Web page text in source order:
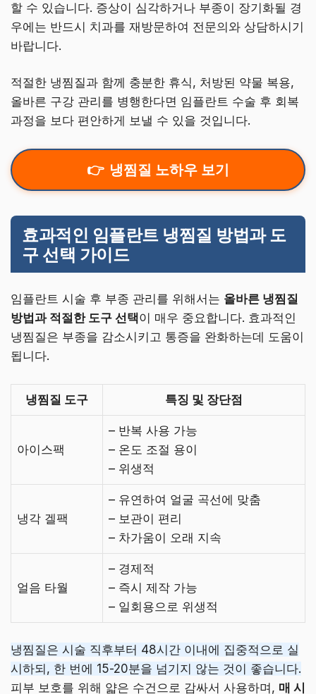
할 수 있습니다. 증상이 심각하거나 부종이 장기화될 경
우에는 반드시 치과를 재방문하여 전문의와 상담하시기
바랍니다.
적절한 냉찜질과 함께 충분한 휴식, 처방된 약물 복용,
올바른 구강 관리를 병행한다면 임플란트 수술 후 회복
과정을 보다 편안하게 보낼 수 있을 것입니다.
냉찜질 노하우 보기
효과적인 임플란트 냉찜질 방법과 도
구 선택 가이드
임플란트 시술 후 부종 관리를 위해서는 올바른 냉찜질
방법과 적절한 도구 선택이 매우 중요합니다. 효과적인
냉찜질은 부종을 감소시키고 통증을 완화하는데 도움이
됩니다.
냉찜질 도구 특징 및 장단점
아이스팩
– 반복 사용 가능
– 온도 조절 용이
– 위생적
냉각 겔팩
– 유연하여 얼굴 곡선에 맞춤
– 보관이 편리
– 차가움이 오래 지속
얼음 타월
– 경제적
– 즉시 제작 가능
– 일회용으로 위생적
냉찜질은 시술 직후부터 48시간 이내에 집중적으로 실
시하되, 한 번에 15-20분을 넘기지 않는 것이 좋습니다.
피부 보호를 위해 얇은 수건으로 감싸서 사용하며, 매 시